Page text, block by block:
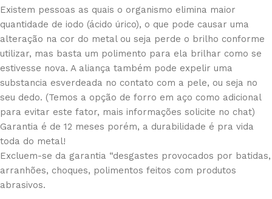
Existem pessoas as quais o organismo elimina maior
quantidade de iodo (ácido úrico), o que pode causar uma
alteração na cor do metal ou seja perde o brilho conforme
utilizar, mas basta um polimento para ela brilhar como se
estivesse nova. A aliança também pode expelir uma
substancia esverdeada no contato com a pele, ou seja no
seu dedo. (Temos a opção de forro em aço como adicional
para evitar este fator, mais informações solicite no chat)
Garantia é de 12 meses porém, a durabilidade é pra vida
toda do metal!
Excluem-se da garantia “desgastes provocados por batidas,
arranhões, choques, polimentos feitos com produtos
abrasivos.